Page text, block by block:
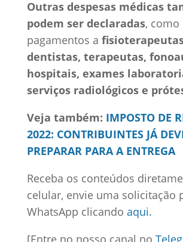
Outras despesas médicas
podem ser declaradas, como
pagamentos a
dentistas, terapeutas,
hospitais, exames
serviços radiológicos e
Veja também: IMPOSTO DE
2022: CONTRIBUINTES JÁ
PREPARAR PARA A ENTREGA
Receba os conteúdos
celular, envie uma solicitação
WhatsApp clicando aqui.
[Entre no nosso canal no